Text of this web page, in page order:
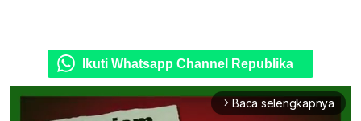
Ikuti Whatsapp Channel Republika
arrow_forward_ios Baca selengkapnya